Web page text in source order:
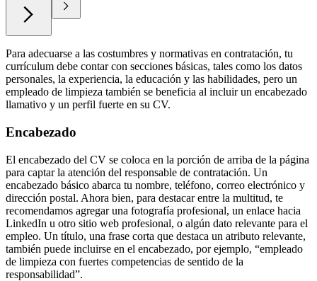
Para adecuarse a las costumbres y normativas en contratación, tu
currículum debe contar con secciones básicas, tales como los datos
personales, la experiencia, la educación y las habilidades, pero un
empleado de limpieza también se beneficia al incluir un encabezado
llamativo y un perfil fuerte en su CV.
Encabezado
El encabezado del CV se coloca en la porción de arriba de la página
para captar la atención del responsable de contratación. Un
encabezado básico abarca tu nombre, teléfono, correo electrónico y
dirección postal. Ahora bien, para destacar entre la multitud, te
recomendamos agregar una fotografía profesional, un enlace hacia
LinkedIn u otro sitio web profesional, o algún dato relevante para el
empleo. Un título, una frase corta que destaca un atributo relevante,
también puede incluirse en el encabezado, por ejemplo, “empleado
de limpieza con fuertes competencias de sentido de la
responsabilidad”.